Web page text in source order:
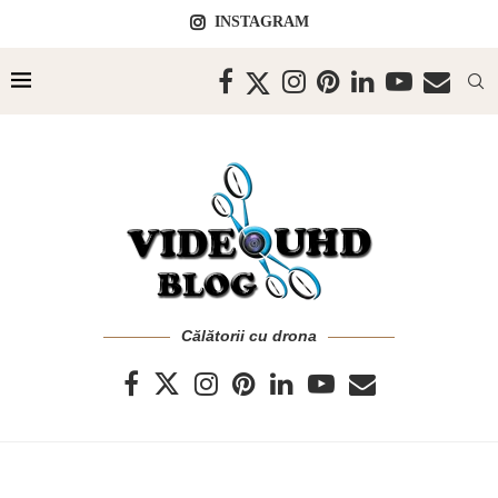
INSTAGRAM
Călătorii cu drona